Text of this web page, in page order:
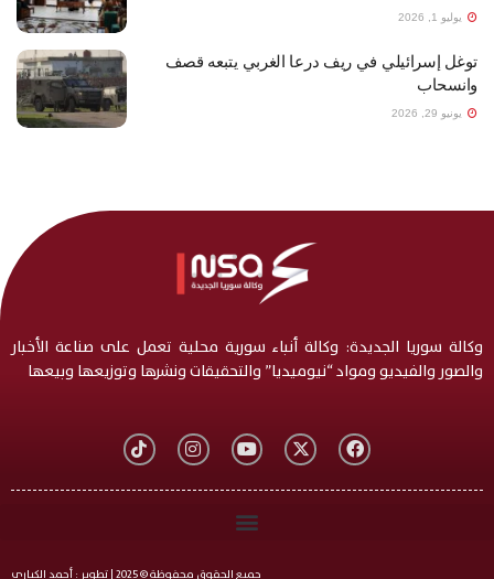
يوليو 1, 2026
توغل إسرائيلي في ريف درعا الغربي يتبعه قصف
وانسحاب
يونيو 29, 2026
وكالة سوريا الجديدة: وكالة أنباء سورية محلية تعمل على صناعة الأخبار
والصور والفيديو ومواد “نيوميديا” والتحقيقات ونشرها وتوزيعها وبيعها
جميع الحقوق محفوظة © 2025 | تطوير : أحمد الكياري